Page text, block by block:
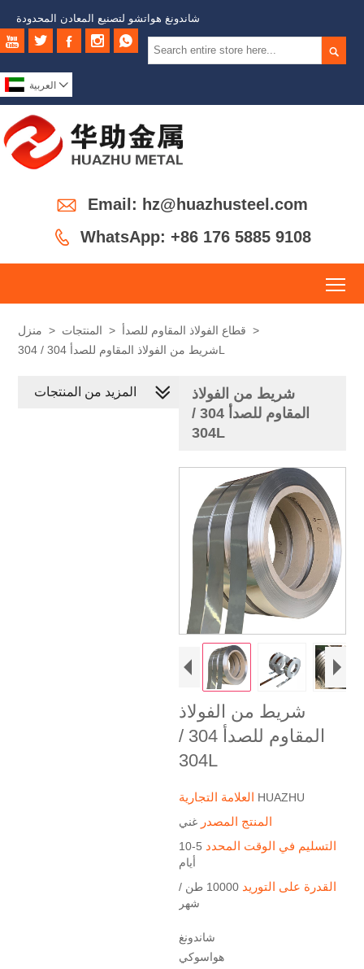
شاندونغ هواتشو لتصنيع المعادن المحدودة

    
العربية 
 Email: hz@huazhusteel.com
 WhatsApp: +86 176 5885 9108
منزل > المنتجات > قطاع الفولاذ المقاوم للصدأ >
شريط من الفولاذ المقاوم للصدأ 304 / 304L
شريط من الفولاذ
المقاوم للصدأ 304 /
304L
شريط من الفولاذ
المقاوم للصدأ 304 /
304L
HUAZHU
المنتج المصدرغني
التسليم في الوقت المحدد
5-10
أيام
القدرة على التوريد
10000 طن /
شهر
شاندونغ
هواسوكي
المزيد من المنتجات